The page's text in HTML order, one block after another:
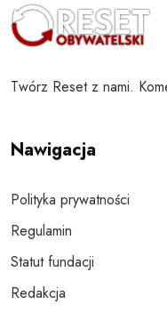
Twórz Reset z nami.
Nawigacja
Polityka prywatności
Regulamin
Statut fundacji
Redakcja